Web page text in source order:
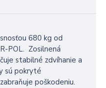
680 kg od
POL. Zosilnená
stabilné zdvíhanie a
sú pokryté
poškodeniu.